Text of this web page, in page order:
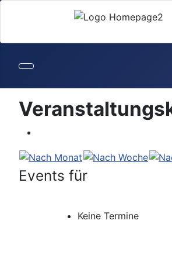
Events für
Keine Termine